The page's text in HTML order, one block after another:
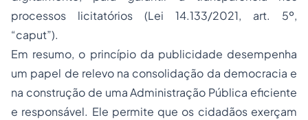
processos licitatórios (Lei 14.133/2021, art. 5º,
“caput”).
Em resumo, o princípio da publicidade desempenha
um papel de relevo na consolidação da democracia e
na construção de uma Administração Pública eficiente
e responsável. Ele permite que os cidadãos exerçam